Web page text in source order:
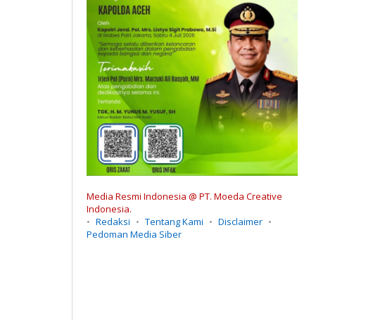
Media Resmi Indonesia @ PT. Moeda Creative
Indonesia.
Redaksi
Tentang Kami
Disclaimer
Pedoman Media Siber